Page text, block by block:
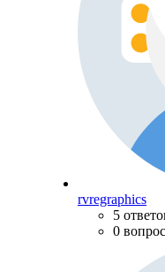
rvregraphics
5
0